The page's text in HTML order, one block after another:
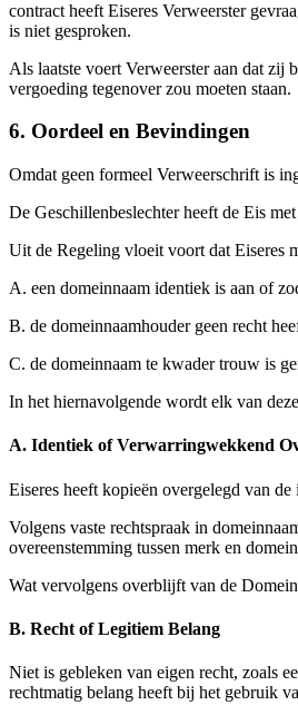
contract heeft Eiseres Verweerster
is niet gesproken.
Als laatste voert Verweerster aan dat zij
vergoeding tegenover zou moeten staan.
6. Oordeel en Bevindingen
Omdat geen formeel Verweerschrift is
De Geschillenbeslechter heeft de Eis
Uit de Regeling vloeit voort dat Eiseres
A. een domeinnaam identiek is aan of
B. de domeinnaamhouder geen recht
C. de domeinnaam te kwader trouw is
In het hiernavolgende wordt elk van
A. Identiek of Verwarringwekkend
Eiseres heeft kopieën overgelegd van
Volgens vaste rechtspraak in
overeenstemming tussen merk en
Wat vervolgens overblijft van de
B. Recht of Legitiem Belang
Niet is gebleken van eigen recht, zoals
rechtmatig belang heeft bij het gebruik